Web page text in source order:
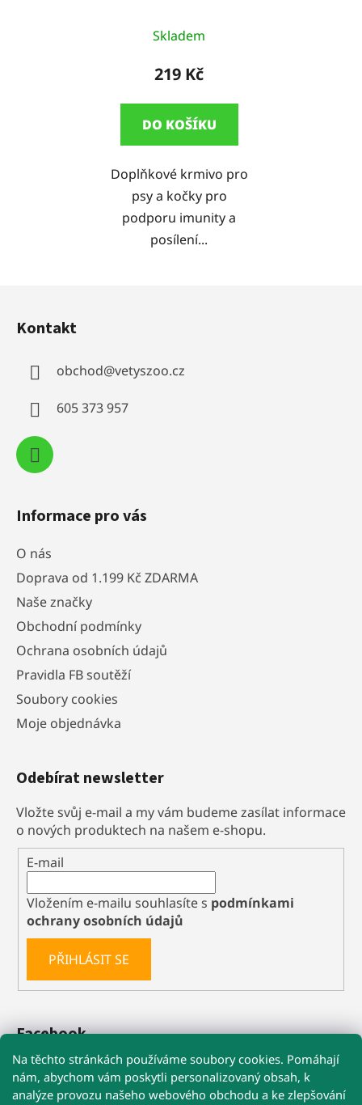
Na těchto stránkách používáme soubory cookies. Pomáhají
nám, abychom vám poskytli personalizovaný obsah, k
analýze provozu našeho webového obchodu a ke zlepšování
🚚 Při nákupu nad 1 199 Kč máte dopravu
kočky
hodnocení
produktu
5,0
z
hvězdiček.
Skladem
219 Kč
DO KOŠÍKU
Doplňkové krmivo pro
psy a kočky pro
podporu imunity a
posílení...
Kontakt
obchod@vetyszoo.cz
605 373 957
Informace pro vás
O nás
Doprava od 1.199 Kč ZDARMA
Naše značky
Obchodní podmínky
Ochrana osobních údajů
Pravidla FB soutěží
Soubory cookies
Moje objednávka
Odebírat newsletter
Vložte svůj e-mail a my vám budeme zasílat informace
o nových produktech na našem e-shopu.
E-mail
Vložením e-mailu souhlasíte s podmínkami
ochrany osobních údajů
PŘIHLÁSIT SE
Facebook